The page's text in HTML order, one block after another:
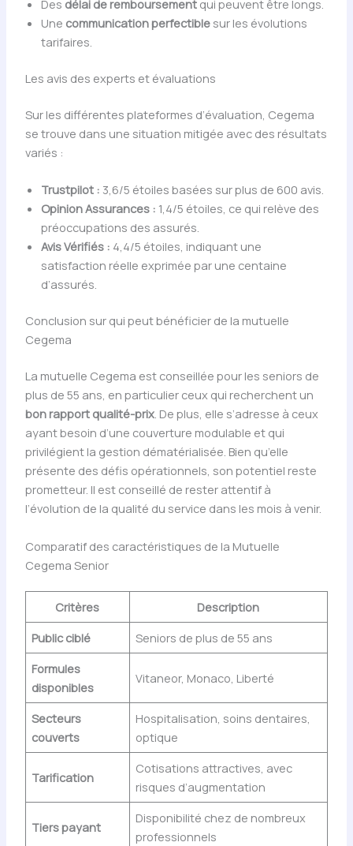
Des délai de remboursementqui peuvent être longs.
Une communication perfectiblesur les évolutions
tarifaires.
Les avis des experts et évaluations
Sur les différentes plateformes d’évaluation, Cegema
se trouve dans une situation mitigée avec des résultats
variés :
Trustpilot : 3,6/5 étoiles basées sur plus de 600 avis.
Opinion Assurances : 1,4/5 étoiles, ce qui relève des
préoccupations des assurés.
Avis Vérifiés : 4,4/5 étoiles, indiquant une
satisfaction réelle exprimée par une centaine
d’assurés.
Conclusion sur qui peut bénéficier de la mutuelle
Cegema
La mutuelle Cegema est conseillée pour les seniors de
plus de 55 ans, en particulier ceux qui recherchent un
bon rapport qualité-prix. De plus, elle s’adresse à ceux
ayant besoin d’une couverture modulable et qui
privilégient la gestion dématérialisée. Bien qu’elle
présente des défis opérationnels, son potentiel reste
prometteur. Il est conseillé de rester attentif à
l’évolution de la qualité du service dans les mois à venir.
Comparatif des caractéristiques de la Mutuelle
Cegema Senior
Critères
Description
Public ciblé
Seniors de plus de 55 ans
Formules
disponibles
Vitaneor, Monaco, Liberté
Secteurs
couverts
Hospitalisation, soins dentaires,
optique
Tarification
Cotisations attractives, avec
risques d’augmentation
Tiers payant
Disponibilité chez de nombreux
professionnels